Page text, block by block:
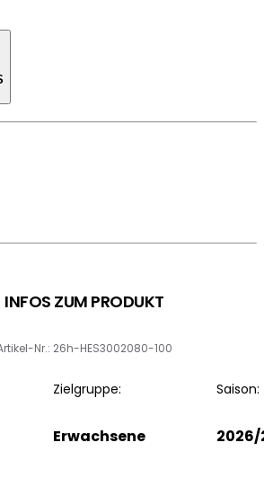
INFOS ZUM PRODUKT
Nr.: 26h-HES3002080-100
Zielgruppe:
Erwachsene
Saison:
2026/